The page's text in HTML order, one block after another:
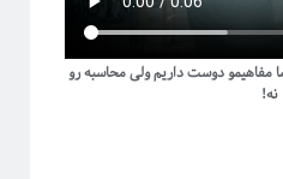
پدیدارگی
کرونا
دوست داریم ولی محاسبه رو
نه!